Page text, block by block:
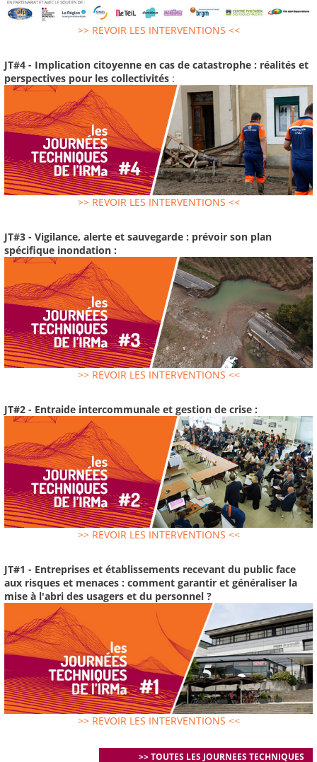
>> REVOIR LES INTERVENTIONS <<
JT#4 - Implication citoyenne en cas de catastrophe : réalités et
perspectives pour les collectivités :
>> REVOIR LES INTERVENTIONS <<
JT#3 - Vigilance, alerte et sauvegarde : prévoir son plan
spécifique inondation :
>> REVOIR LES INTERVENTIONS <<
JT#2 - Entraide intercommunale et gestion de crise :
>> REVOIR LES INTERVENTIONS <<
JT#1 - Entreprises et établissements recevant du public face
aux risques et menaces : comment garantir et généraliser la
mise à l'abri des usagers et du personnel ?
>> REVOIR LES INTERVENTIONS <<
>> TOUTES LES JOURNEES TECHNIQUES